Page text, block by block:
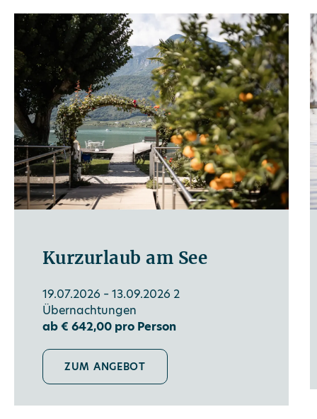
Kurzurlaub am See
19.07.2026 – 13.09.2026 2
Übernachtungen
ab € 642,00 pro Person
ZUM ANGEBOT